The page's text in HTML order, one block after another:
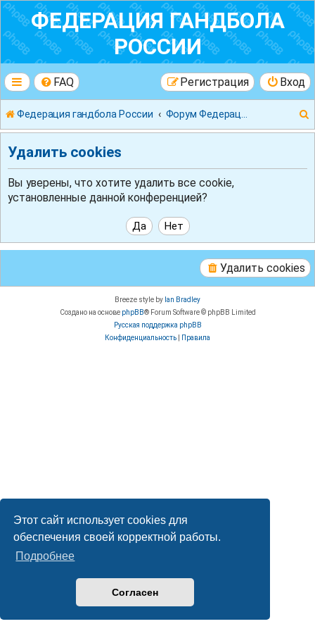
Этот сайт использует cookies для
обеспечения своей корректной работы.
Подробнее
Согласен
ФЕДЕРАЦИЯ ГАНДБОЛА
РОССИИ
FAQ Вход
Регистрация
Федерация гандбола России
Удалить cookies
Вы уверены, что хотите удалить все cookie,
установленные данной конференцией?
Удалить cookies
Breeze style by Ian Bradley
Создано на основе phpBB® Forum Software © phpBB Limited
Русская поддержка phpBB
Конфиденциальность
Правила